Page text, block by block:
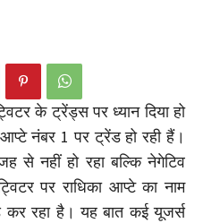
के ट्रेंड्स पर ध्यान दिया हो
नंबर 1 पर ट्रेंड हो रही हैं।
से नहीं हो रहा बल्कि नेगेटिव
पर राधिका आप्टे का नाम
रहा है। यह बात कई यूजर्स